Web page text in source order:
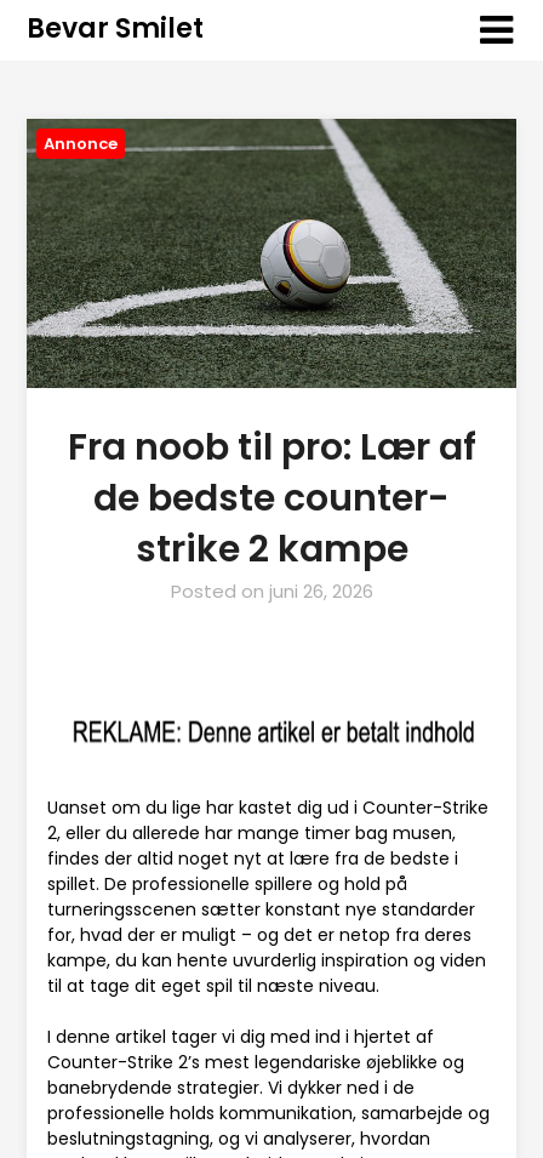
Bevar Smilet
Annonce
Fra noob til pro: Lær af
de bedste counter-
strike 2 kampe
Posted on juni 26, 2026
Uanset om du lige har kastet dig ud i Counter-Strike
2, eller du allerede har mange timer bag musen,
findes der altid noget nyt at lære fra de bedste i
spillet. De professionelle spillere og hold på
turneringsscenen sætter konstant nye standarder
for, hvad der er muligt – og det er netop fra deres
kampe, du kan hente uvurderlig inspiration og viden
til at tage dit eget spil til næste niveau.
I denne artikel tager vi dig med ind i hjertet af
Counter-Strike 2’s mest legendariske øjeblikke og
banebrydende strategier. Vi dykker ned i de
professionelle holds kommunikation, samarbejde og
beslutningstagning, og vi analyserer, hvordan